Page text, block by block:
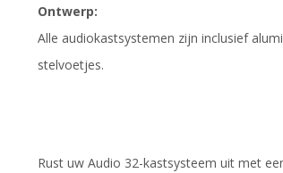
Ontwerp:
Alle audiokastsystemen zijn inclusief
stelvoetjes.
Rust uw Audio 32-kastsysteem uit met